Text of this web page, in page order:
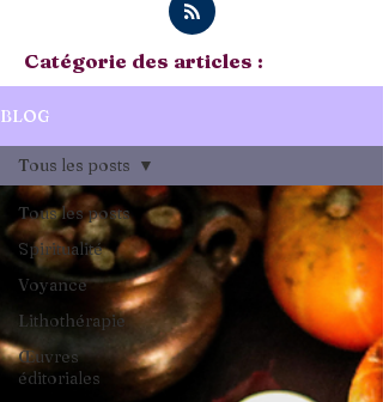
Catégorie des articles :
BLOG
Tous les posts
Spiritualité
Voyance
Lithothérapie
Œuvres
éditoriales
Tous les posts